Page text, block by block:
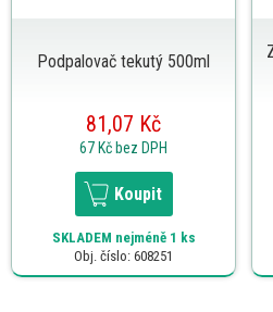
Podpalovač tekutý 500ml
81,07 Kč
67 Kč bez DPH
Koupit
SKLADEM nejméně 1 ks
Obj. číslo: 608251